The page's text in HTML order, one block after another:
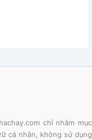
chỉ nhằm mục
cá nhân, không sử dụng